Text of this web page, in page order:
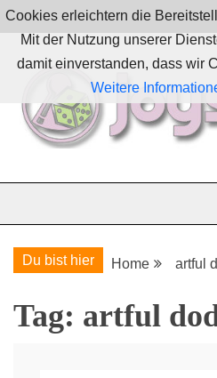
Skip
to
content
JoystickZ
Du bist hier Home artful
Tag: artful
Cookies erleichtern die
Mit der Nutzung unserer
damit einverstanden, dass wir
Weitere